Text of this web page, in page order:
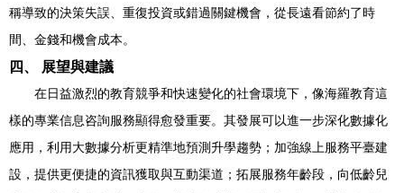
稱導致的決策失誤、重復投資或錯過關鍵機會，從長遠看節約了時
間、金錢和機會成本。
四、 展望與建議
在日益激烈的教育競爭和快速變化的社會環境下，像海羅教育這
樣的專業信息咨詢服務顯得愈發重要。其發展可以進一步深化數據化
應用，利用大數據分析更精準地預測升學趨勢；加強線上服務平臺建
設，提供更便捷的資訊獲取與互動渠道；拓展服務年齡段，向低齡兒